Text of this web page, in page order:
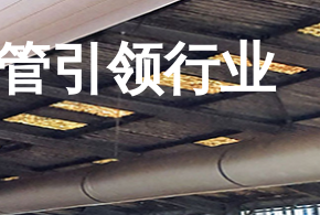
引领行业